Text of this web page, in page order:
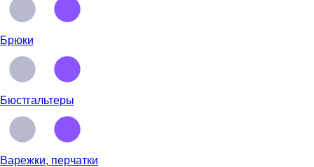
Брюки
Бюстгальтеры
Варежки, перчатки